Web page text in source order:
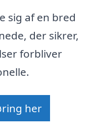
sig af en bred
der sikrer,
forbliver
her